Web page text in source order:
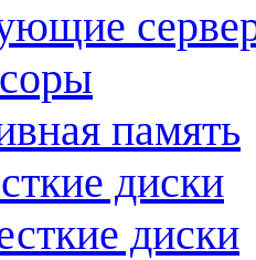
память
диски
диски